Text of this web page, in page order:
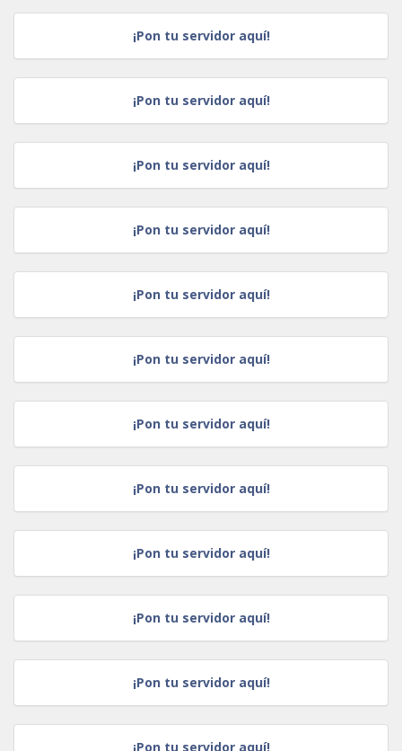
¡Pon tu servidor aquí!
¡Pon tu servidor aquí!
¡Pon tu servidor aquí!
¡Pon tu servidor aquí!
¡Pon tu servidor aquí!
¡Pon tu servidor aquí!
¡Pon tu servidor aquí!
¡Pon tu servidor aquí!
¡Pon tu servidor aquí!
¡Pon tu servidor aquí!
¡Pon tu servidor aquí!
¡Pon tu servidor aquí!